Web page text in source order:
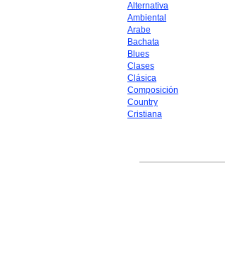
Alternativa
Ambiental
Arabe
Bachata
Blues
Clases
Clásica
Composición
Country
Cristiana